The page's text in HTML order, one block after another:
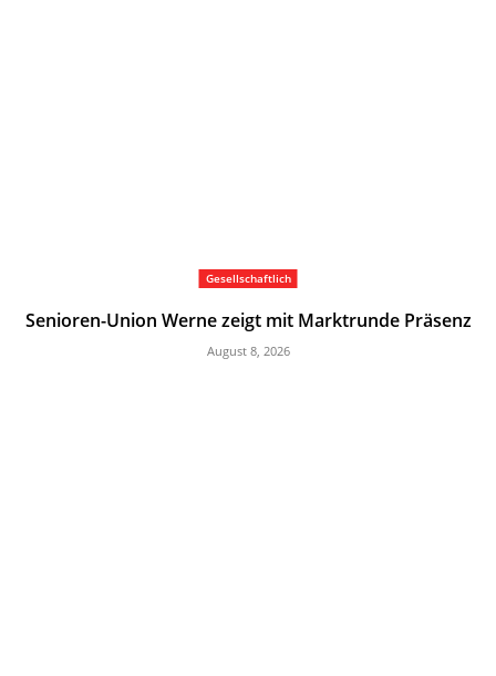
Gesellschaftlich
Senioren-Union Werne zeigt mit Marktrunde Präsenz
August 8, 2026